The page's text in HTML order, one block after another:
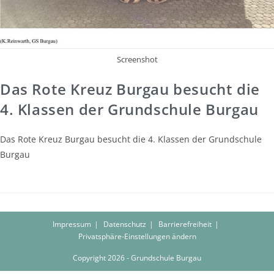
Screenshot
Das Rote Kreuz Burgau besucht die
4. Klassen der Grundschule Burgau
Das Rote Kreuz Burgau besucht die 4. Klassen der Grundschule
Burgau
Impressum Datenschutz
Barrierefreiheit
Privatsphäre-Einstellungen ändern
Copyright 2026 - Grundschule Burgau